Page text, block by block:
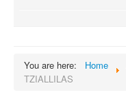
You are here: Home
TZIALLILAS